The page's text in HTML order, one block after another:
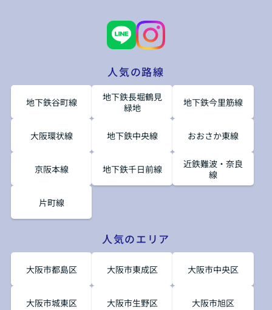
人気の路線
地下鉄谷町線
地下鉄長堀鶴見
緑地
地下鉄今里筋線
大阪環状線 地下鉄中央線 おおさか東線
京阪本線 地下鉄千日前線
近鉄難波・奈良
線
片町線
人気のエリア
大阪市都島区 大阪市東成区 大阪市中央区
大阪市城東区 大阪市生野区 大阪市旭区